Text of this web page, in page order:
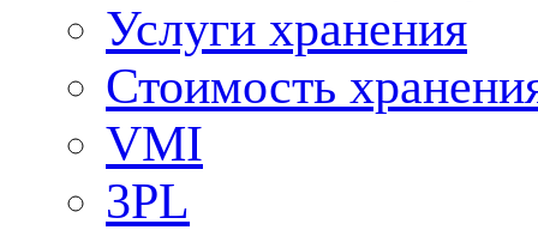
Услуги хранения
Стоимость
VMI
3PL